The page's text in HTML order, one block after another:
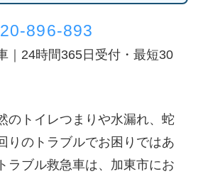
896-893
｜24時間365日受付・最短30
のトイレつまりや水漏れ、蛇
りのトラブルでお困りではあ
ラブル救急車は、加東市にお